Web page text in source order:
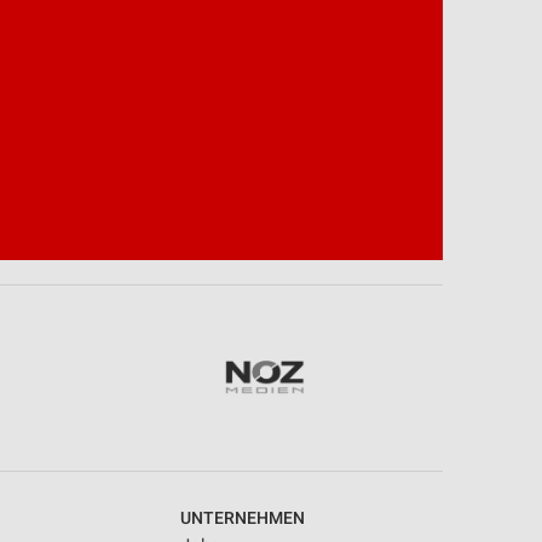
UNTERNEHMEN